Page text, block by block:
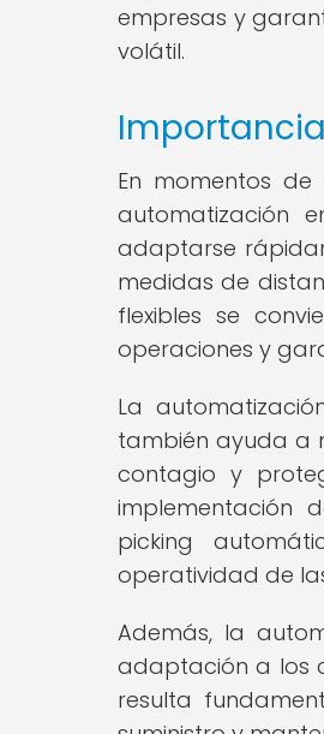
empresas y
volátil.
En momentos
automatización
adaptarse
medidas de
flexibles se
operaciones y
La
también ayuda a
contagio y
implementación
picking
operatividad de
Además, la
adaptación a los
resulta